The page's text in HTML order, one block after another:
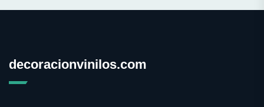
decoracionvinilos.com